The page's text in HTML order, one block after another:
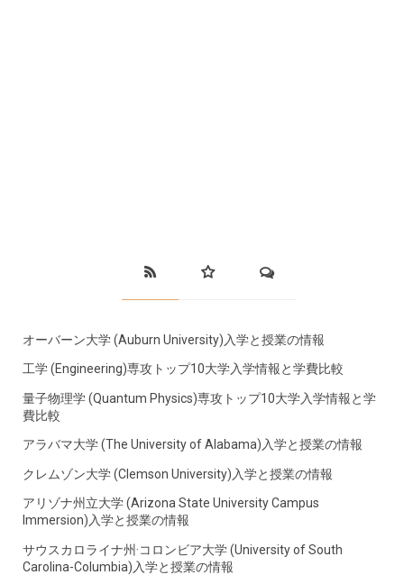
オーバーン大学 (Auburn University)入学と授業の情報
工学 (Engineering)専攻トップ10大学入学情報と学費比較
量子物理学 (Quantum Physics)専攻トップ10大学入学情報と学
費比較
アラバマ大学 (The University of Alabama)入学と授業の情報
クレムゾン大学 (Clemson University)入学と授業の情報
アリゾナ州立大学 (Arizona State University Campus
Immersion)入学と授業の情報
サウスカロライナ州·コロンビア大学 (University of South
Carolina-Columbia)入学と授業の情報